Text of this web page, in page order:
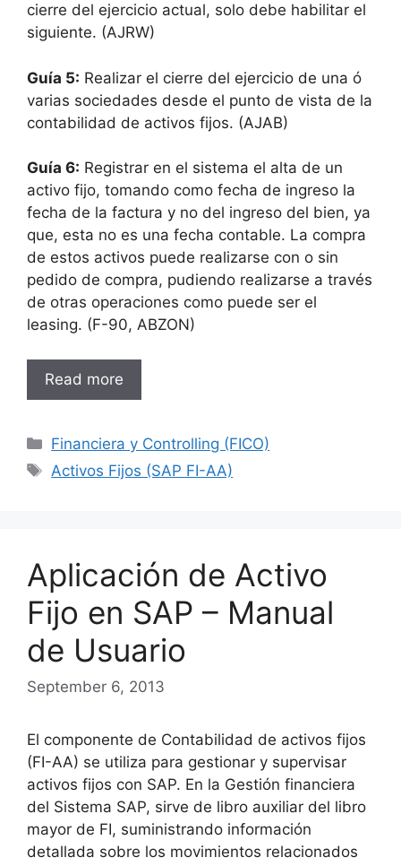
cierre del ejercicio actual, solo debe habilitar el
siguiente. (AJRW)
Guía 5: Realizar el cierre del ejercicio de una ó
varias sociedades desde el punto de vista de la
contabilidad de activos fijos. (AJAB)
Guía 6: Registrar en el sistema el alta de un
activo fijo, tomando como fecha de ingreso la
fecha de la factura y no del ingreso del bien, ya
que, esta no es una fecha contable. La compra
de estos activos puede realizarse con o sin
pedido de compra, pudiendo realizarse a través
de otras operaciones como puede ser el
leasing. (F-90, ABZON)
Read more
Categories
Financiera y Controlling (FICO)
Tags
Activos Fijos (SAP FI-AA)
Aplicación de Activo
Fijo en SAP – Manual
de Usuario
September 6, 2013
El componente de Contabilidad de activos fijos
(FI-AA) se utiliza para gestionar y supervisar
activos fijos con SAP. En la Gestión financiera
del Sistema SAP, sirve de libro auxiliar del libro
mayor de FI, suministrando información
detallada sobre los movimientos relacionados